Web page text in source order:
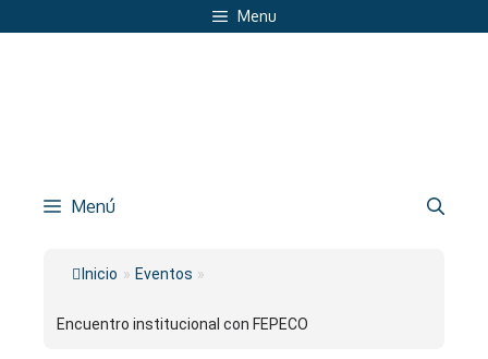
al
Menu
Menú
Inicio » Eventos »
Encuentro institucional con FEPECO